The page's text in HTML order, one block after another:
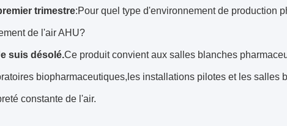
trimestre:Pour quel type d'environnement de production
de l'air AHU?
suis désolé.Ce produit convient aux salles blanches
biopharmaceutiques,les installations pilotes et les
constante de l'air.